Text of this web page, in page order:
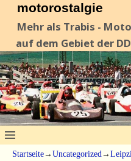
motorostalgie
Mehr als Trabis -
auf dem Gebiet der
Startseite→ Uncategorized →